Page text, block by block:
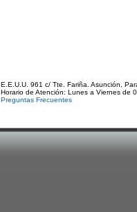
E.E.U.U. 961 c/ Tte. Fariña. Asunción,
Horario de Atención: Lunes a Viernes de
Preguntas Frecuentes